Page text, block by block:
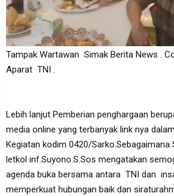
Tampak Wartawan Simak Berita News .
Aparat TNI .
Lebih lanjut Pemberian penghargaan
media online yang terbanyak link nya
Kegiatan kodim 0420/Sarko.Sebagaimana
letkol inf.Suyono.S.Sos mengatakan
agenda buka bersama antara TNI dan
memperkuat hubungan baik dan